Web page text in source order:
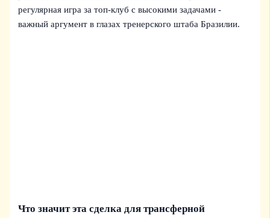
регулярная игра за топ-клуб с высокими задачами -
важный аргумент в глазах тренерского штаба Бразилии.
Что значит эта сделка для трансферной